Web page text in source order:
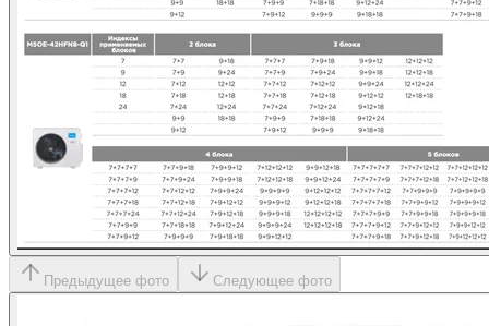
Предыдущее фото Следующее фото